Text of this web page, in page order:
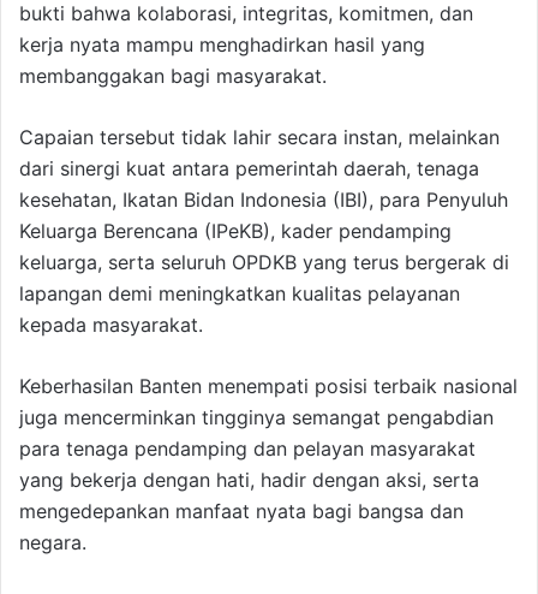
bukti bahwa kolaborasi, integritas, komitmen, dan
kerja nyata mampu menghadirkan hasil yang
membanggakan bagi masyarakat.
Capaian tersebut tidak lahir secara instan, melainkan
dari sinergi kuat antara pemerintah daerah, tenaga
kesehatan, Ikatan Bidan Indonesia (IBI), para Penyuluh
Keluarga Berencana (IPeKB), kader pendamping
keluarga, serta seluruh OPDKB yang terus bergerak di
lapangan demi meningkatkan kualitas pelayanan
kepada masyarakat.
Keberhasilan Banten menempati posisi terbaik nasional
juga mencerminkan tingginya semangat pengabdian
para tenaga pendamping dan pelayan masyarakat
yang bekerja dengan hati, hadir dengan aksi, serta
mengedepankan manfaat nyata bagi bangsa dan
negara.